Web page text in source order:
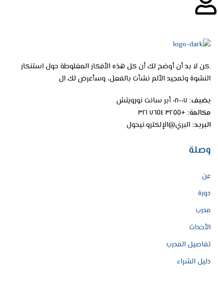
.كن لا بد أن أوضح لك أن كل هذه الأفكار المغلوطة حول استنكار
النشوة وتمجيد الألم نشأت بالفعل، وسأعرض لك ال
يضيف:
مكالمة: +٣٢٥٥ ٧٦٥٤ ٣٢١
البريد: البري@الإلكترو.نيحول
وصلة
عن
دورة
مدرب
الأحداث
تفاصيل المدرب
دليل الشراء